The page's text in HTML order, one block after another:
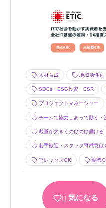
人材育成 地域活性化
SDGs・ESG投資・CSR
プロジェクトマネージャー
チームで協力しあって動く・
裁量が大きくのびのび働ける
若手歓迎・スタッフ育成意欲
フレックスOK 副業
気になる